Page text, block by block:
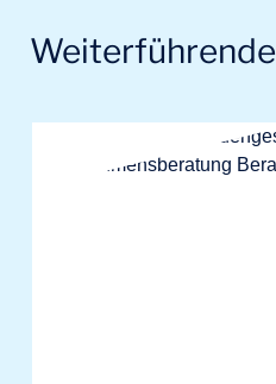
Weiterführende